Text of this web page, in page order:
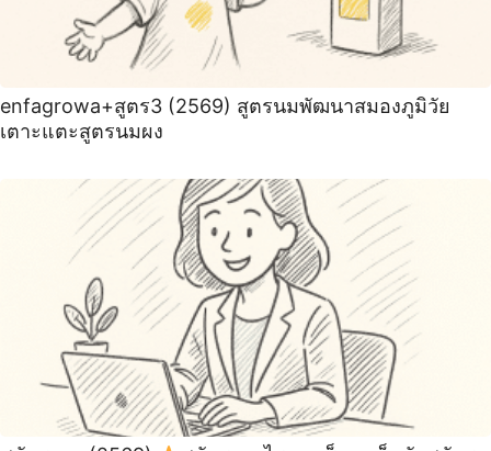
enfagrowa+สูตร3 (2569) สูตรนมพัฒนาสมองภูมิวัย
เตาะแตะสูตรนมผง